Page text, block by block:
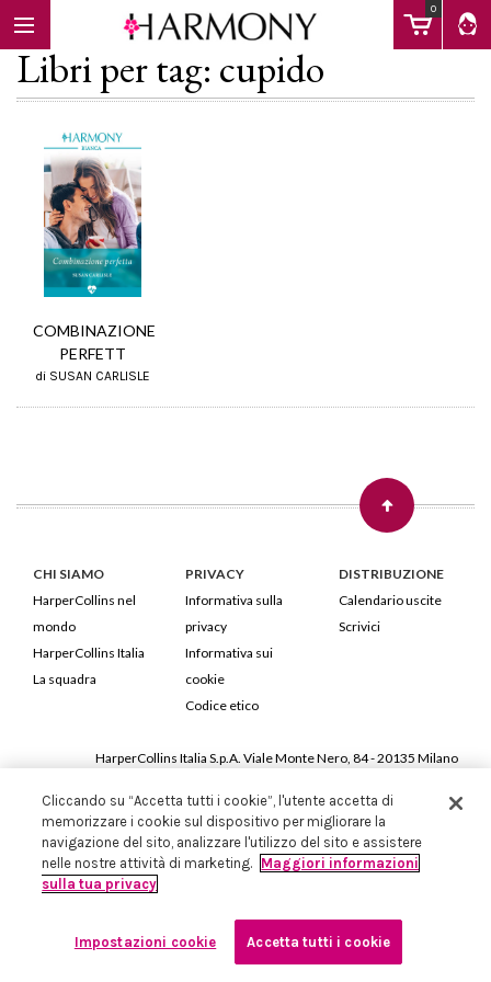
0
EBOOK
Calendario
Libri per tag: cupido
COMBINAZIONE
PERFETT
di SUSAN CARLISLE
CHI SIAMO
HarperCollins nel
mondo
HarperCollins Italia
La squadra
PRIVACY
Informativa sulla
privacy
Informativa sui
cookie
Codice etico
DISTRIBUZIONE
Calendario uscite
Scrivici
HarperCollins Italia S.p.A. Viale Monte Nero, 84 - 20135 Milano
Iscritta in Milano al Registro delle imprese nr.198004 e REA nr.1051898
Cliccando su “Accetta tutti i cookie”, l'utente accetta di
memorizzare i cookie sul dispositivo per migliorare la
navigazione del sito, analizzare l'utilizzo del sito e assistere
nelle nostre attività di marketing. Maggiori informazioni
sulla tua privacy
Impostazioni cookie Accetta tutti i cookie